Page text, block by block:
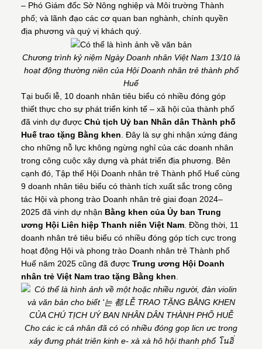
– Phó Giám đốc Sở Nông nghiệp và Môi trường Thành
phố; và lãnh đạo các cơ quan ban nghành, chính quyền
địa phương và quý vị khách quý.
Chương trình kỷ niệm Ngày Doanh nhân Việt Nam 13/10 là
hoạt động thường niên của Hội Doanh nhân trẻ thành phố
Huế
Tại buổi lễ, 10 doanh nhân tiêu biểu có nhiều đóng góp
thiết thực cho sự phát triển kinh tế – xã hội của thành phố
đã vinh dự đượcChủ tịch Uỷ ban Nhân dân Thành phố
Huế trao tặng Bằng khen. Đây là sự ghi nhận xứng đáng
cho những nỗ lực không ngừng nghỉ của các doanh nhân
trong công cuộc xây dựng và phát triển địa phương. Bên
cạnh đó, Tập thể Hội Doanh nhân trẻ Thành phố Huế cùng
9 doanh nhân tiêu biểu có thành tích xuất sắc trong công
tác Hội và phong trào Doanh nhân trẻ giai đoạn 2024–
2025 đã vinh dự nhận Bằng khen của Ủy ban Trung
ương Hội Liên hiệp Thanh niên Việt Nam. Đồng thời, 11
doanh nhân trẻ tiêu biểu có nhiều đóng góp tích cực trong
hoạt động Hội và phong trào Doanh nhân trẻ Thành phố
Huế năm 2025 cũng đã đượcTrung ương Hội Doanh
nhân trẻ Việt Nam trao tặng Bằng khen.